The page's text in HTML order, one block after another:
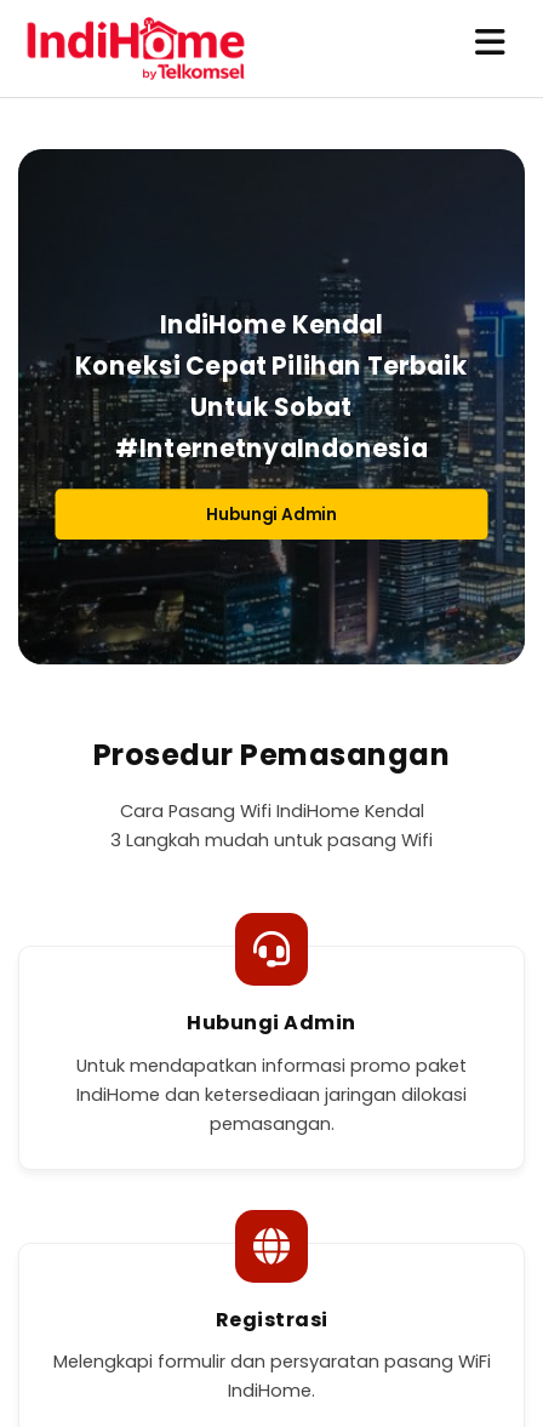
IndiHome
2025
IndiHome Kendal
Koneksi Cepat Pilihan Terbaik
Untuk Sobat
#InternetnyaIndonesia
Hubungi Admin
Prosedur Pemasangan
Cara Pasang Wifi IndiHome Kendal
3 Langkah mudah untuk pasang Wifi
Hubungi Admin
Untuk mendapatkan informasi promo paket
IndiHome dan ketersediaan jaringan dilokasi
pemasangan.
Registrasi
Melengkapi formulir dan persyaratan pasang WiFi
IndiHome.